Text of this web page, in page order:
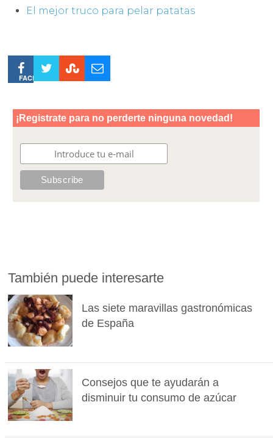
El mejor truco para pelar patatas
FACEBOOK
También puede interesarte
Las siete maravillas gastronómicas
de España
Consejos que te ayudarán a
disminuir tu consumo de azúcar